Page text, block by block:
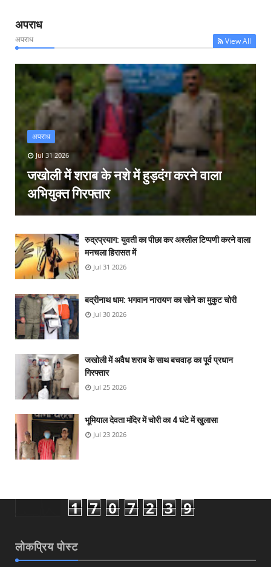
अपराध
अपराध View All
अपराध
Jul 31 2026
जखोली में शराब के नशे में हुड़दंग करने वाला
अभियुक्त गिरफ्तार
रुद्रप्रयाग: युवती का पीछा कर अश्लील टिप्पणी करने वाला
मनचला हिरासत में
Jul 31 2026
बद्रीनाथ धाम: भगवान नारायण का सोने का मुकुट चोरी
Jul 30 2026
जखोली में अवैध शराब के साथ बचवाड़ का पूर्व प्रधान
गिरफ्तार
Jul 25 2026
भूमियाल देवता मंदिर में चोरी का 4 घंटे में खुलासा
Jul 23 2026
1 7 0 7 2 3 9
लोकप्रिय पोस्ट